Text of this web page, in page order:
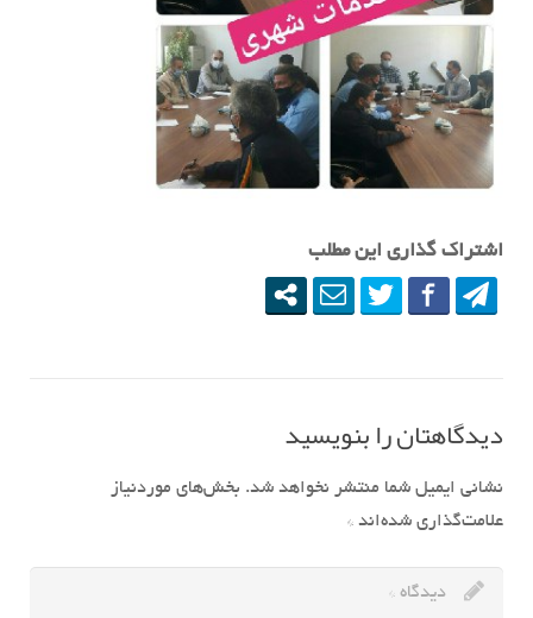
اشتراک گذاری این مطلب
دیدگاهتان را بنویسید
نشانی ایمیل شما منتشر نخواهد شد. بخش‌های موردنیاز
علامت‌گذاری شده‌اند *